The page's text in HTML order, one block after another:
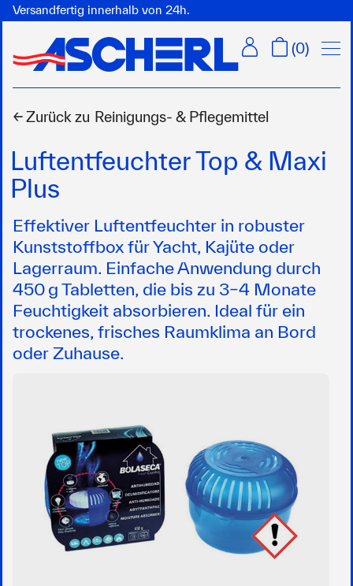
Versandfertig innerhalb von 24h.
(0)
← Zurück zu Reinigungs- & Pflegemittel
Luftentfeuchter Top & Maxi
Plus
Effektiver Luftentfeuchter in robuster
Kunststoffbox für Yacht, Kajüte oder
Lagerraum. Einfache Anwendung durch
450 g Tabletten, die bis zu 3–4 Monate
Feuchtigkeit absorbieren. Ideal für ein
trockenes, frisches Raumklima an Bord
oder Zuhause.